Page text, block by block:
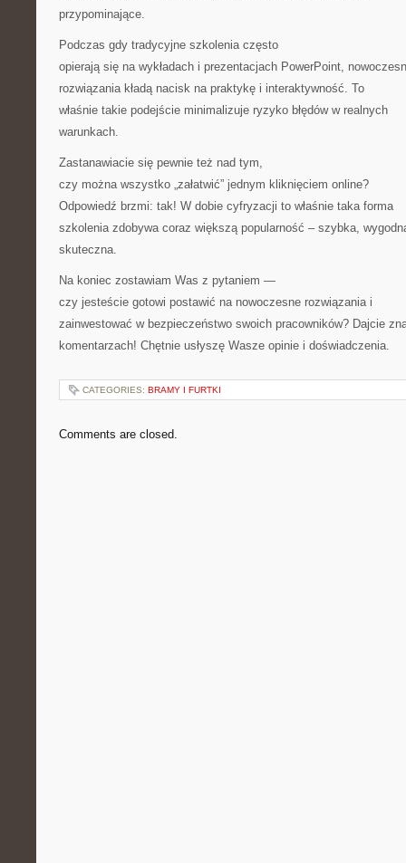
przypominające.
Podczas gdy tradycyjne szkolenia często
opierają się na wykładach i prezentacjach PowerPoint,
rozwiązania kładą nacisk na praktykę i interaktywność. To
właśnie takie podejście minimalizuje ryzyko błędów w realnych
warunkach.
Zastanawiacie się pewnie też nad tym,
czy można wszystko „załatwić” jednym kliknięciem online?
Odpowiedź brzmi: tak! W dobie cyfryzacji to właśnie taka forma
szkolenia zdobywa coraz większą popularność – szybka,
skuteczna.
Na koniec zostawiam Was z pytaniem —
czy jesteście gotowi postawić na nowoczesne rozwiązania i
zainwestować w bezpieczeństwo swoich pracowników? Dajcie
komentarzach! Chętnie usłyszę Wasze opinie i doświadczenia.
CATEGORIES: BRAMY I FURTKI
Comments are closed.